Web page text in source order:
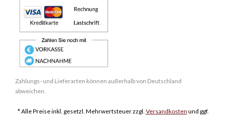
Zahlungs- und Lieferarten können außerhalb von Deutschland
abweichen.
* Alle Preise inkl. gesetzl. Mehrwertsteuer zzgl. Versandkosten und ggf.